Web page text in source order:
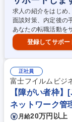
（生成AI・業務支援
求人の紹介をはじめ
面談対策、内定後の
あなたの転職活動を
登録してサポー
正社員
富士フイルムビジ
【障がい者枠
ネットワーク管
月給20万円以上